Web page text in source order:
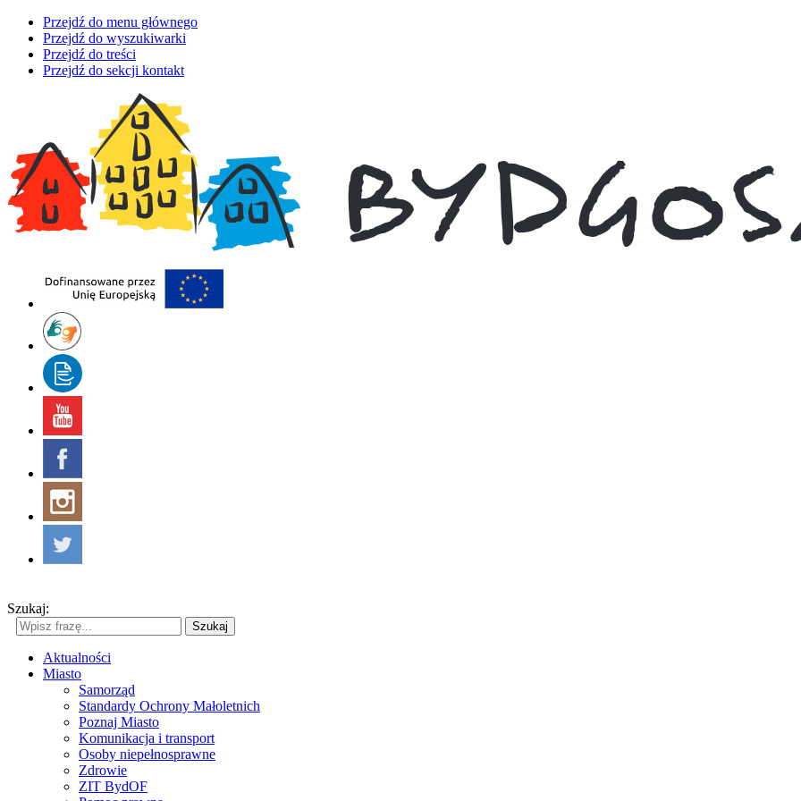
Przejdź do menu głównego
Przejdź do wyszukiwarki
Przejdź do treści
Przejdź do sekcji kontakt
Szukaj:
Szukaj
Aktualności
Miasto
Samorząd
Standardy Ochrony Małoletnich
Poznaj Miasto
Komunikacja i transport
Osoby niepełnosprawne
Zdrowie
ZIT BydOF